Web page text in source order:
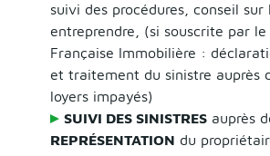
suivi des procédures, conseil sur
entreprendre, (si souscrite par le
Française Immobilière :
et traitement du sinistre auprès
loyers impayés)
SUIVI DES SINISTRES auprès
REPRÉSENTATION du